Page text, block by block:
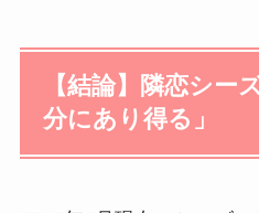
【結論】隣恋シー
分にあり得る」